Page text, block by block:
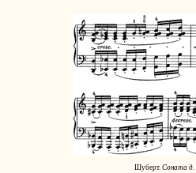
Шуберт. Соната д.